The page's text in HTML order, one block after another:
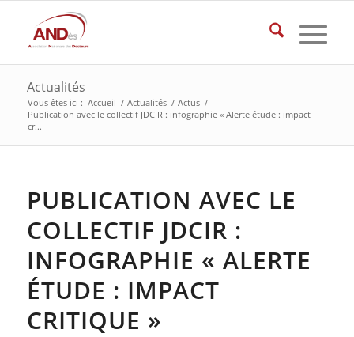
Actualités
Vous êtes ici : Accueil / Actualités / Actus /
Publication avec le collectif JDCIR : infographie « Alerte étude : impact
cr...
PUBLICATION AVEC LE
COLLECTIF JDCIR :
INFOGRAPHIE « ALERTE
ÉTUDE : IMPACT
CRITIQUE »